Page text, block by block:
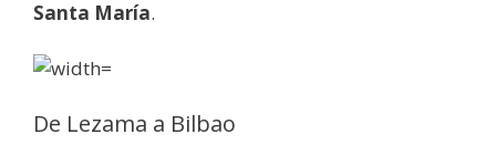
Santa María.
De Lezama a Bilbao